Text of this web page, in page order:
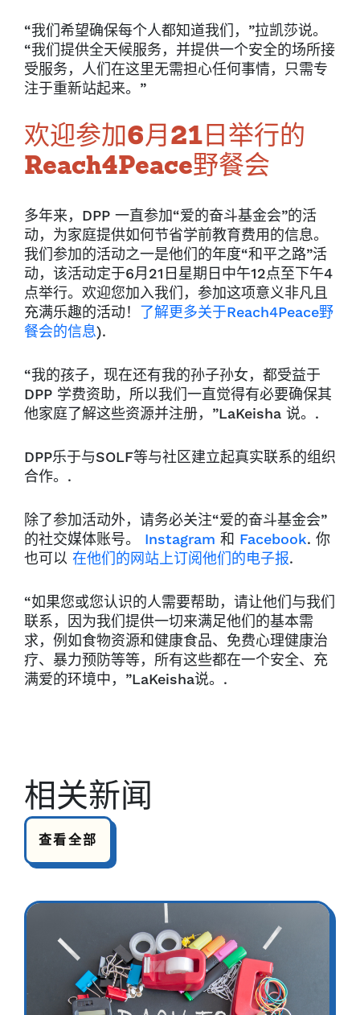
“我们希望确保每个人都知道我们，”拉凯莎说。
“我们提供全天候服务，并提供一个安全的场所接
受服务，人们在这里无需担心任何事情，只需专
注于重新站起来。”
欢迎参加6月21日举行的
Reach4Peace野餐会
多年来，DPP 一直参加“爱的奋斗基金会”的活
动，为家庭提供如何节省学前教育费用的信息。
我们参加的活动之一是他们的年度“和平之路”活
动，该活动定于6月21日星期日中午12点至下午4
点举行。欢迎您加入我们，参加这项意义非凡且
充满乐趣的活动！ 了解更多关于Reach4Peace野
餐会的信息).
“我的孩子，现在还有我的孙子孙女，都受益于
DPP 学费资助，所以我们一直觉得有必要确保其
他家庭了解这些资源并注册，”LaKeisha 说。.
DPP乐于与SOLF等与社区建立起真实联系的组织
合作。.
除了参加活动外，请务必关注“爱的奋斗基金会”
的社交媒体账号。 Instagram 和 Facebook. 你
也可以 在他们的网站上订阅他们的电子报.
“如果您或您认识的人需要帮助，请让他们与我们
联系，因为我们提供一切来满足他们的基本需
求，例如食物资源和健康食品、免费心理健康治
疗、暴力预防等等，所有这些都在一个安全、充
满爱的环境中，”LaKeisha说。.
相关新闻
查看全部